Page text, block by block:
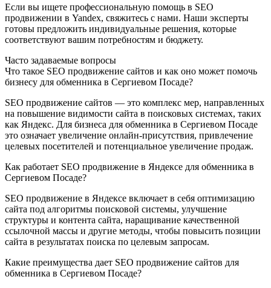
Если вы ищете профессиональную помощь в SEO
продвижении в Yandex, свяжитесь с нами. Наши эксперты
готовы предложить индивидуальные решения, которые
соответствуют вашим потребностям и бюджету.
Часто задаваемые вопросы
Что такое SEO продвижение сайтов и как оно может помочь
бизнесу для обменника в Сергиевом Посаде?
SEO продвижение сайтов — это комплекс мер, направленных
на повышение видимости сайта в поисковых системах, таких
как Яндекс. Для бизнеса для обменника в Сергиевом Посаде
это означает увеличение онлайн-присутствия, привлечение
целевых посетителей и потенциальное увеличение продаж.
Как работает SEO продвижение в Яндексе для обменника в
Сергиевом Посаде?
SEO продвижение в Яндексе включает в себя оптимизацию
сайта под алгоритмы поисковой системы, улучшение
структуры и контента сайта, наращивание качественной
ссылочной массы и другие методы, чтобы повысить позиции
сайта в результатах поиска по целевым запросам.
Какие преимущества дает SEO продвижение сайтов для
обменника в Сергиевом Посаде?